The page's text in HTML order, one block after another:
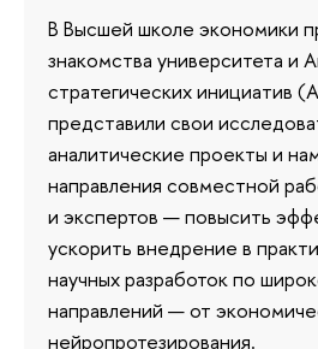
В Высшей школе экономики
знакомства университета и
стратегических инициатив
представили свои
аналитические проекты и
направления совместной
и экспертов — повысить
ускорить внедрение в
научных разработок по
направлений — от
нейропротезирования.